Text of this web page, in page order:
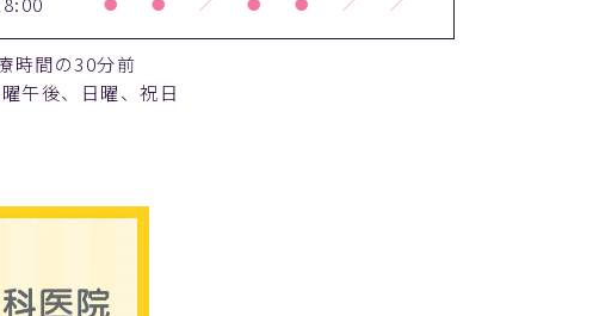
時間の30分前
午後、日曜、祝日